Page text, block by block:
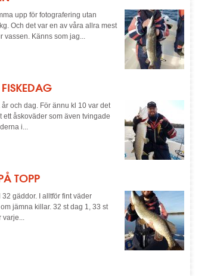
upp för fotografering utan
Och det var en av våra allra mest
vassen. Känns som jag...
och dag. För ännu kl 10 var det
åskoväder som även tvingade
i...
TOPP
gäddor. I alltför fint väder
jämna killar. 32 st dag 1, 33 st
varje...